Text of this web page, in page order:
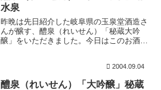
水泉
昨晩は先日紹介した岐阜県の玉泉堂酒造さ
んが醸す、醴泉（れいせん）「秘蔵大吟
醸」をいただきました。今日はこのお酒の
百選の名水で、この水には不老長寿の伝説
があります。そ...
2004.09.04
醴泉（れいせん）「大吟醸」秘蔵